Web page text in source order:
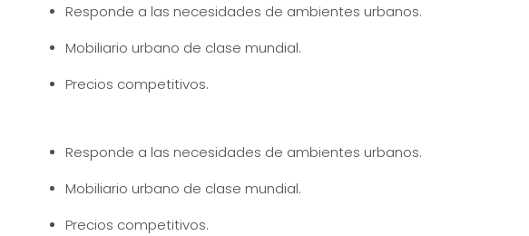
Responde a las necesidades de ambientes urbanos.
Mobiliario urbano de clase mundial.
Precios competitivos.
Responde a las necesidades de ambientes urbanos.
Mobiliario urbano de clase mundial.
Precios competitivos.